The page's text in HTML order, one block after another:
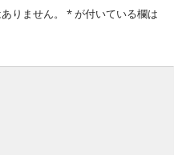
りません。 *が付いている欄は